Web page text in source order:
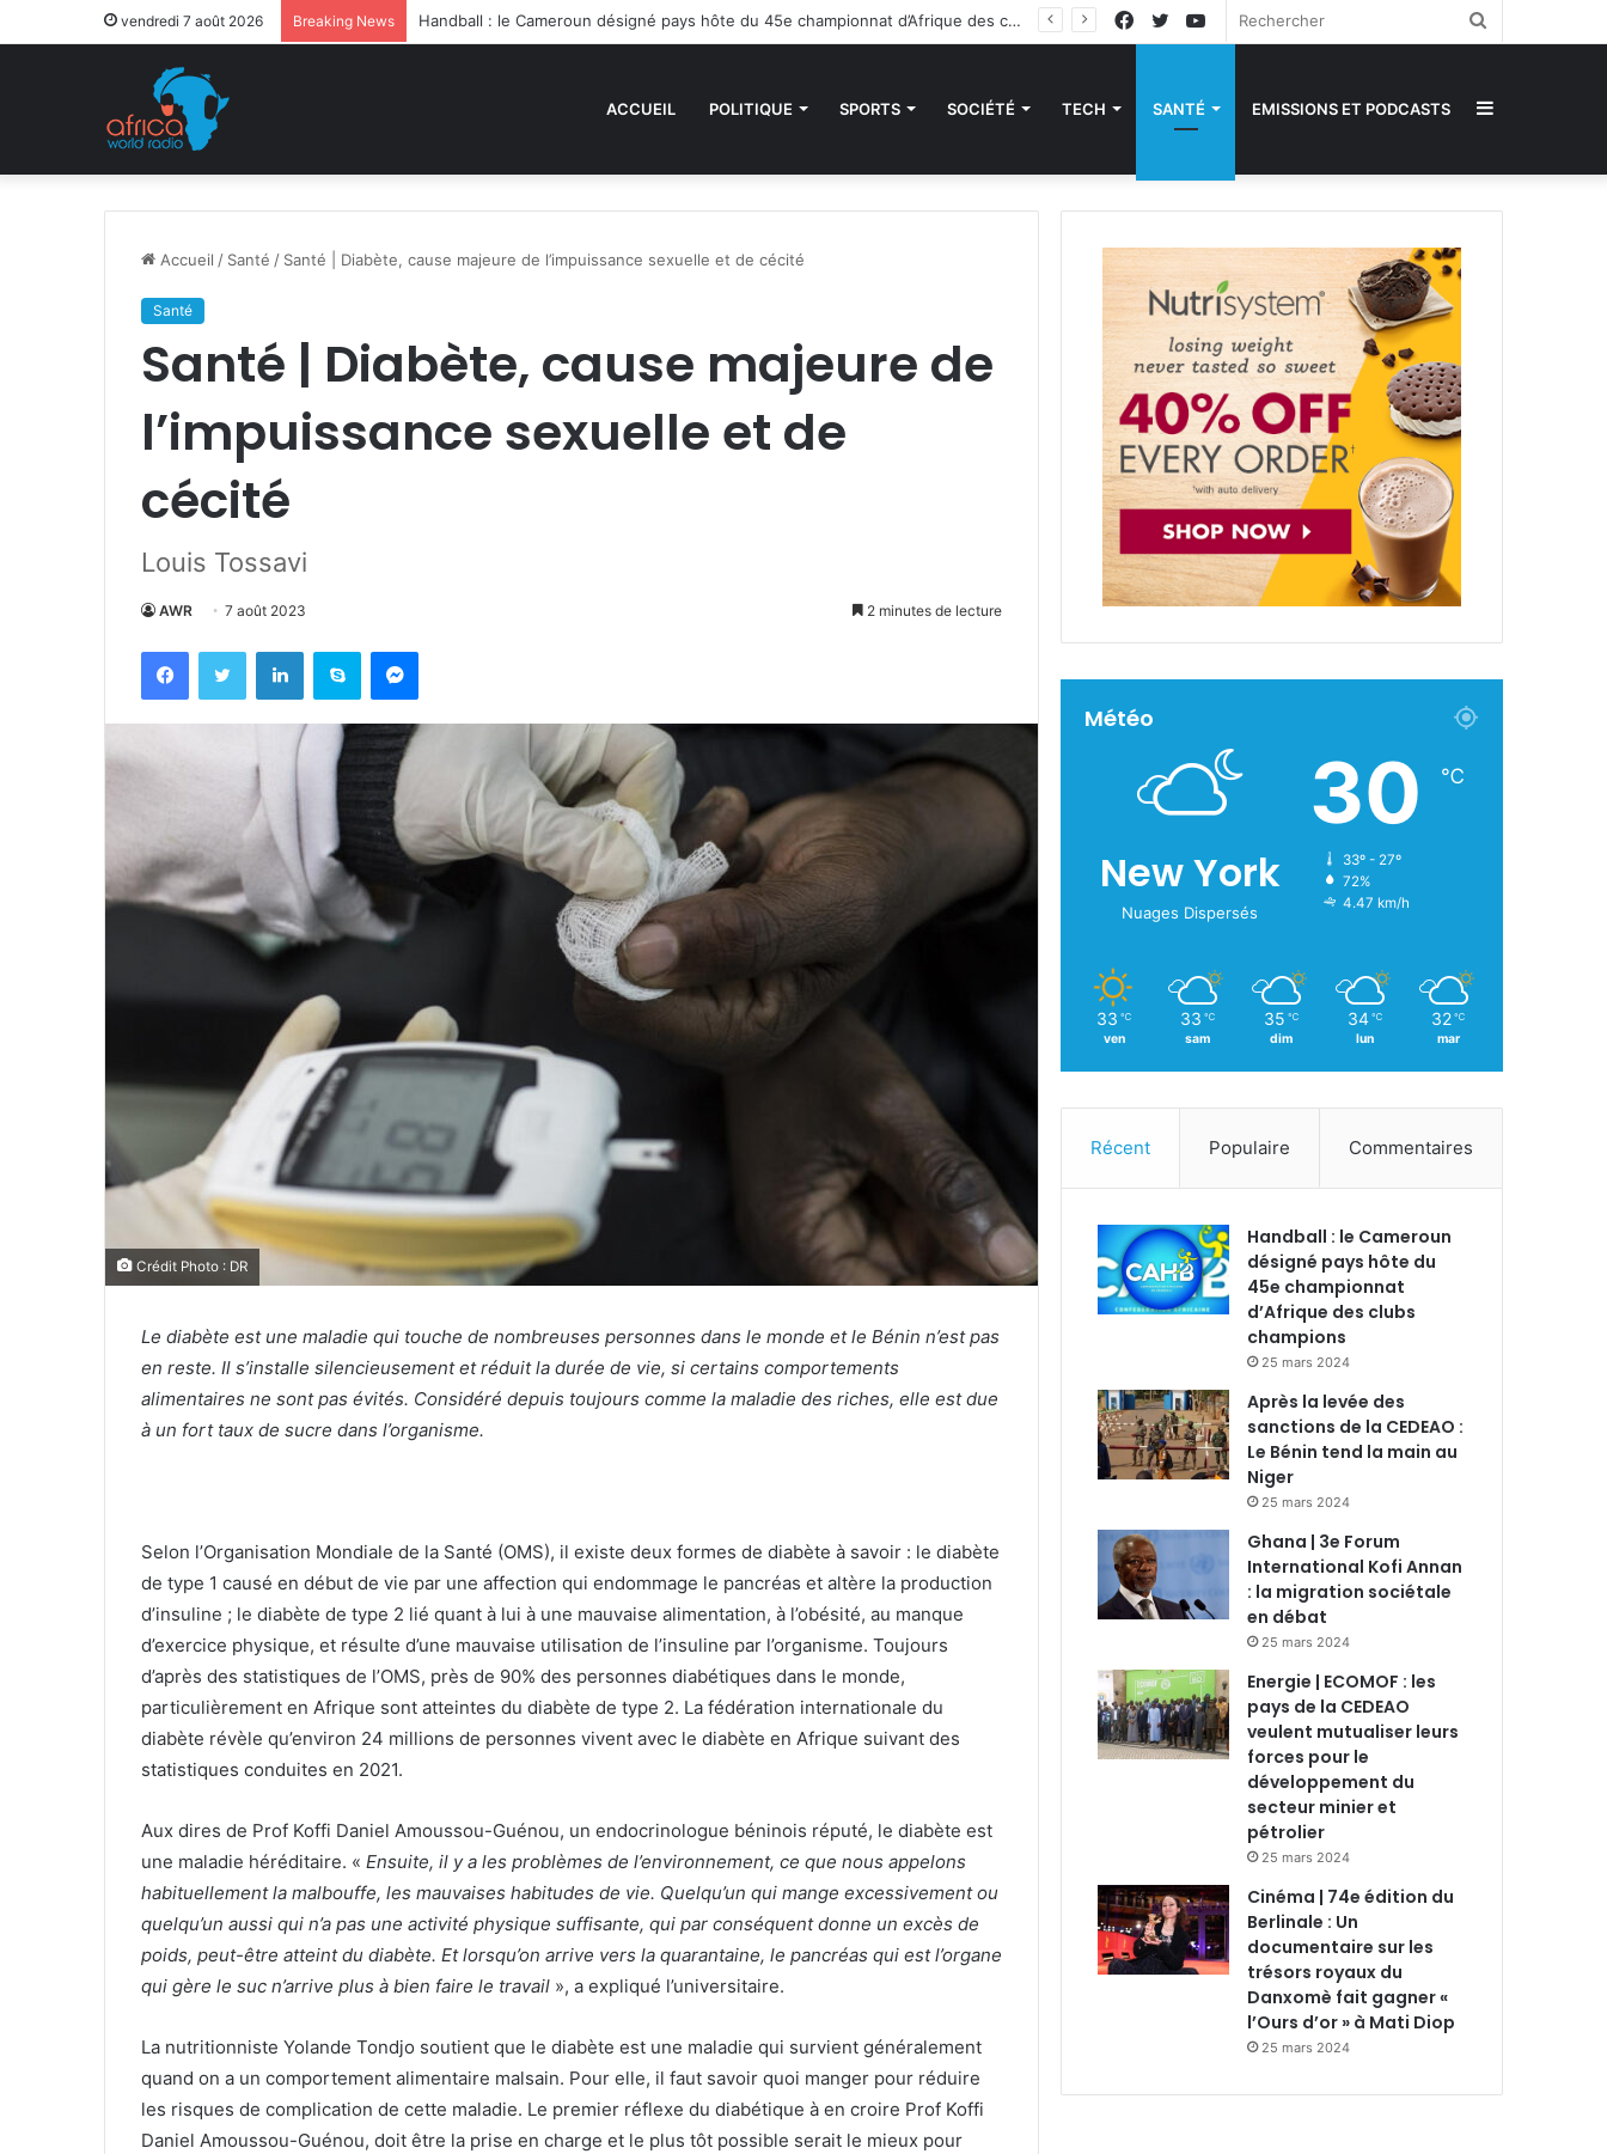
vendredi 7 août 2026 Breaking News Après la levée des sanctions de la CEDEAO : Le Bénin tend la main au Niger YouTube
Twitter
Facebook
ACCUEIL POLITIQUE SPORTS SOCIÉTÉ TECH SANTÉ EMISSIONS ET PODCASTS
Accueil / Santé / Santé | Diabète, cause majeure de l’impuissance sexuelle et de cécité
Santé
Santé | Diabète, cause majeure de
l’impuissance sexuelle et de
cécité
Louis Tossavi
AWR 7 août 2023 2 minutes de lecture
Crédit Photo : DR
Le diabète est une maladie qui touche de nombreuses personnes dans le monde et le Bénin n’est pas
en reste. Il s’installe silencieusement et réduit la durée de vie, si certains comportements
alimentaires ne sont pas évités. Considéré depuis toujours comme la maladie des riches, elle est due
à un fort taux de sucre dans l’organisme.
Selon l’Organisation Mondiale de la Santé (OMS), il existe deux formes de diabète à savoir : le diabète
de type 1 causé en début de vie par une affection qui endommage le pancréas et altère la production
d’insuline ; le diabète de type 2 lié quant à lui à une mauvaise alimentation, à l’obésité, au manque
d’exercice physique, et résulte d’une mauvaise utilisation de l’insuline par l’organisme. Toujours
d’après des statistiques de l’OMS, près de 90% des personnes diabétiques dans le monde,
particulièrement en Afrique sont atteintes du diabète de type 2. La fédération internationale du
diabète révèle qu’environ 24 millions de personnes vivent avec le diabète en Afrique suivant des
statistiques conduites en 2021.
Aux dires de Prof Koffi Daniel Amoussou-Guénou, un endocrinologue béninois réputé, le diabète est
une maladie héréditaire. « Ensuite, il y a les problèmes de l’environnement, ce que nous appelons
habituellement la malbouffe, les mauvaises habitudes de vie. Quelqu’un qui mange excessivement ou
quelqu’un aussi qui n’a pas une activité physique suffisante, qui par conséquent donne un excès de
poids, peut-être atteint du diabète. Et lorsqu’on arrive vers la quarantaine, le pancréas qui est l’organe
qui gère le suc n’arrive plus à bien faire le travail », a expliqué l’universitaire.
La nutritionniste Yolande Tondjo soutient que le diabète est une maladie qui survient généralement
quand on a un comportement alimentaire malsain. Pour elle, il faut savoir quoi manger pour réduire
les risques de complication de cette maladie. Le premier réflexe du diabétique à en croire Prof Koffi
Daniel Amoussou-Guénou, doit être la prise en charge et le plus tôt possible serait le mieux pour
Météo
New York
Nuages Dispersés
30 ℃
33º - 27º
72%
4.47 km/h
33 ℃
ven
33 ℃
sam
35 ℃
dim
34 ℃
lun
32 ℃
mar
Récent Populaire Commentaires
Handball : le Cameroun
désigné pays hôte du
45e championnat
d’Afrique des clubs
champions
25 mars 2024
Après la levée des
sanctions de la CEDEAO :
Le Bénin tend la main au
Niger
25 mars 2024
Ghana | 3e Forum
International Kofi Annan
: la migration sociétale
en débat
25 mars 2024
Energie | ECOMOF : les
pays de la CEDEAO
veulent mutualiser leurs
forces pour le
développement du
secteur minier et
pétrolier
25 mars 2024
Cinéma | 74e édition du
Berlinale : Un
documentaire sur les
trésors royaux du
Danxomè fait gagner «
l’Ours d’or » à Mati Diop
25 mars 2024